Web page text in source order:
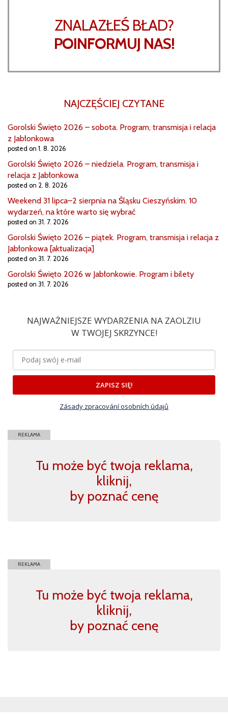
ZNALAZŁEŚ BŁAD?
POINFORMUJ NAS!
NAJCZĘŚCIEJ CZYTANE
Gorolski Święto 2026 – sobota. Program, transmisja i relacja
z Jabłonkowa
posted on 1. 8. 2026
Gorolski Święto 2026 – niedziela. Program, transmisja i
relacja z Jabłonkowa
posted on 2. 8. 2026
Weekend 31 lipca–2 sierpnia na Śląsku Cieszyńskim. 10
wydarzeń, na które warto się wybrać
posted on 31. 7. 2026
Gorolski Święto 2026 – piątek. Program, transmisja i relacja z
Jabłonkowa [aktualizacja]
posted on 31. 7. 2026
Gorolski Święto 2026 w Jabłonkowie. Program i bilety
posted on 31. 7. 2026
NAJWAŻNIEJSZE WYDARZENIA NA ZAOLZIU
W TWOJEJ SKRZYNCE!
ZAPISZ SIĘ!
Zásady zpracování osobních údajů
REKLAMA
Tu może być twoja reklama,
kliknij,
by poznać cenę
REKLAMA
Tu może być twoja reklama,
kliknij,
by poznać cenę